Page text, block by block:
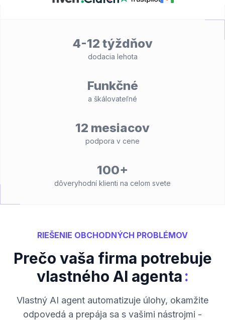
4-12 týždňov
dodacia lehota
Funkčné
a škálovateľné
12 mesiacov
podpora v cene
100+
dôveryhodní klienti na celom svete
RIEŠENIE OBCHODNÝCH PROBLÉMOV
Prečo vaša firma potrebuje
vlastného AI agenta:
Vlastný AI agent automatizuje úlohy, okamžite
odpovedá a prepája sa s vašimi nástrojmi -